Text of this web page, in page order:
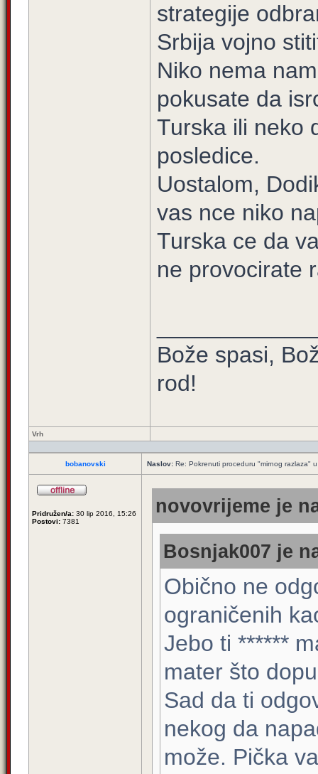
strategije
Srbija vojno
Niko nema
pokusate da
Turska ili neko
posledice.
Uostalom,
vas nce niko
Turska ce da
ne provocirate
Bože spasi,
rod!
Vrh
bobanovski Naslov: Re: Pokrenuti proceduru "mirnog razlaza"
Pridružen/a: 30 lip 2016, 15:26
Postovi: 7381
novovrijeme je
Bosnjak007 je
Obično ne
ograničenih
Jebo ti ******
mater što
Sad da ti
nekog da
može. Pička